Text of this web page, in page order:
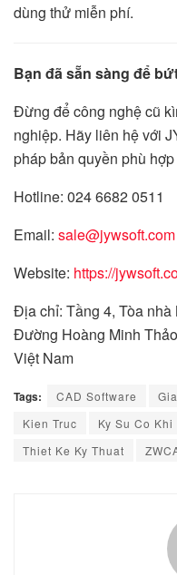
dùng thử miễn phí.
Bạn đã sẵn sàng để
Đừng để công nghệ cũ
nghiệp. Hãy liên hệ với
pháp bản quyền phù hợp
Hotline: 024 6682 0511
Email: sale@jywsoft.com
Website: https://
Địa chỉ: Tầng 4, Tòa
Đường Hoàng Minh
Việt Nam
Tags: CAD Software
Kien Truc
Ky Su Co Khi
Thiet Ke Ky Thuat